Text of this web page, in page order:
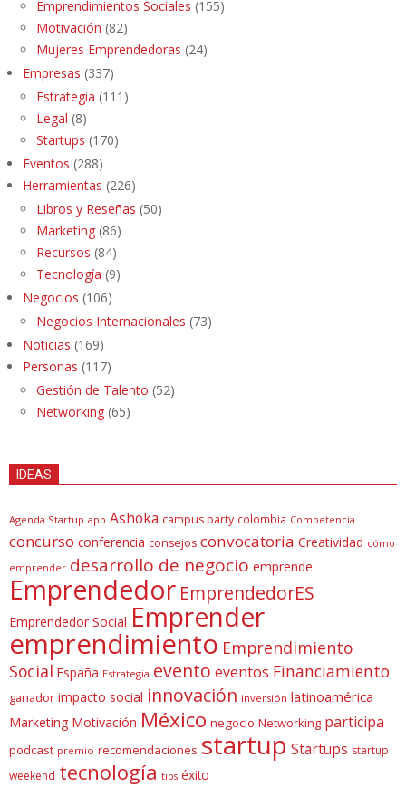
Emprendimientos Sociales (155)
Motivación (82)
Mujeres Emprendedoras (24)
Empresas (337)
Estrategia (111)
Legal (8)
Startups (170)
Eventos (288)
Herramientas (226)
Libros y Reseñas (50)
Marketing (86)
Recursos (84)
Tecnología (9)
Negocios (106)
Negocios Internacionales (73)
Noticias (169)
Personas (117)
Gestión de Talento (52)
Networking (65)
IDEAS
Agenda Startup app Ashoka campus party colombia Competencia
concurso conferencia consejos convocatoria Creatividad cómo
emprender desarrollo de negocio emprende
Emprendedor EmprendedorES
Emprendedor Social Emprender
emprendimiento Emprendimiento
Social España Estrategia evento eventos Financiamiento
ganador impacto social innovación inversión latinoamérica
Marketing Motivación México negocio Networking participa
podcast premio recomendaciones startup Startups startup
weekend tecnología tips éxito